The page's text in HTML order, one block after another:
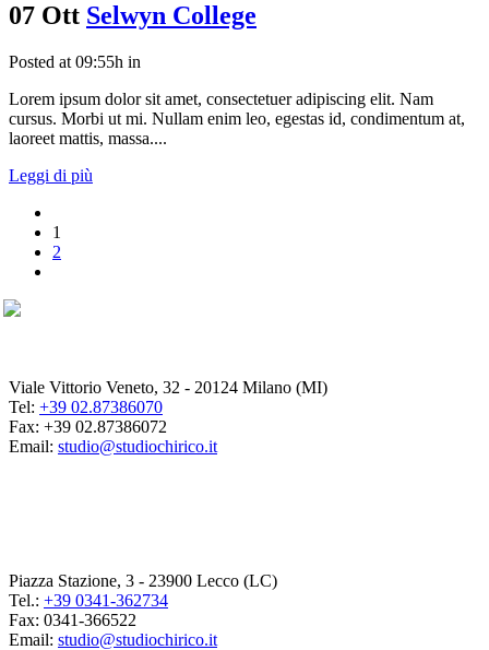
07 Ott Selwyn College
Posted at 09:55h in
Lorem ipsum dolor sit amet, consectetuer adipiscing elit. Nam
cursus. Morbi ut mi. Nullam enim leo, egestas id, condimentum at,
laoreet mattis, massa....
Leggi di più
1
2
Viale Vittorio Veneto, 32 - 20124 Milano (MI)
Tel: +39 02.87386070
Fax: +39 02.87386072
Email: studio@studiochirico.it
Piazza Stazione, 3 - 23900 Lecco (LC)
Tel.: +39 0341-362734
Fax: 0341-366522
Email: studio@studiochirico.it